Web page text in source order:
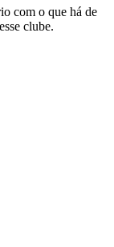
com o que há de
clube.